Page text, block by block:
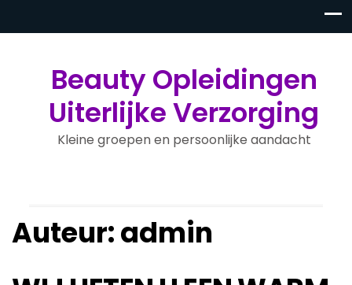
Beauty Opleidingen
Uiterlijke Verzorging
Kleine groepen en persoonlijke aandacht
Auteur:admin